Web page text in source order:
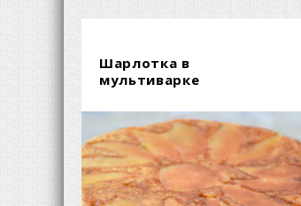
Шарлотка в
мультиварке